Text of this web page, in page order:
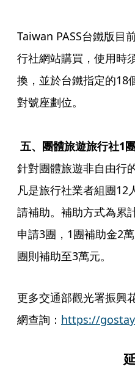
Taiwan PASS台鐵版目
行社網站購買，使用時
換，並於台鐵指定的18
對號座劃位。
五、團體旅遊旅行社1
針對團體旅遊非自由行
凡是旅行社業者組團12
請補助。補助方式為累
申請3團，1團補助金2
團則補助至3萬元。
更多交通部觀光署振興
網查詢： https://